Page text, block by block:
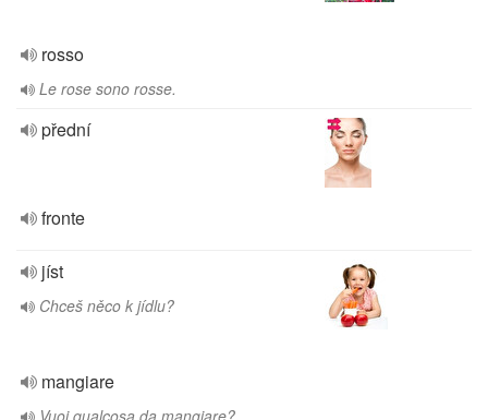
rosso
Le rose sono rosse.
přední
fronte
jíst
Chceš něco k jídlu?
mangiare
Vuoi qualcosa da mangiare?